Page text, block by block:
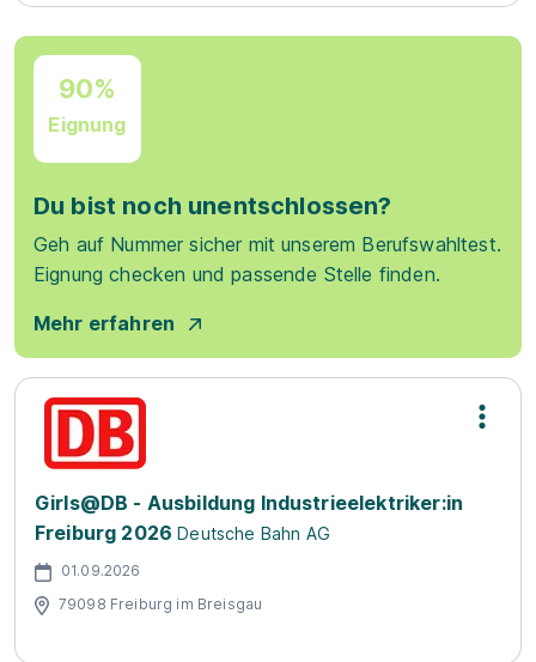
90%
Eignung
Du bist noch unentschlossen?
Geh auf Nummer sicher mit unserem Berufswahltest.
Eignung checken und passende Stelle finden.
Mehr erfahren
Girls@DB - Ausbildung Industrieelektriker:in
Freiburg 2026 Deutsche Bahn AG
01.09.2026
79098 Freiburg im Breisgau